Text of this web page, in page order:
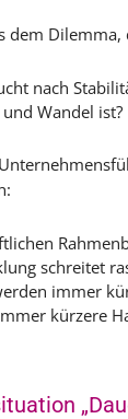
dem Dilemma,
nach
Wandel ist?
schreitet
immer
kürzere